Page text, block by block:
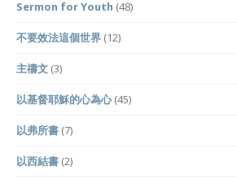
Sermon for Youth (48)
不要效法這個世界 (12)
主禱文 (3)
以基督耶穌的心為心(45)
以弗所書 (7)
以西結書 (2)